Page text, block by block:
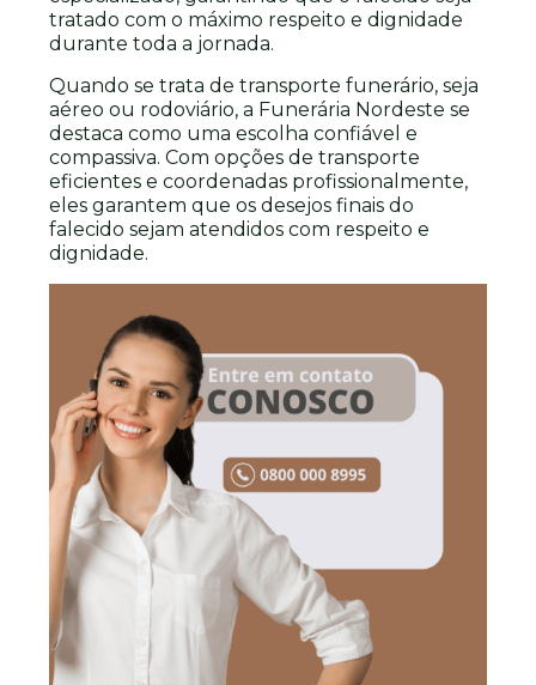
tratado com o máximo respeito e dignidade
durante toda a jornada.
Quando se trata de transporte funerário, seja
aéreo ou rodoviário, a Funerária Nordeste se
destaca como uma escolha confiável e
compassiva. Com opções de transporte
eficientes e coordenadas profissionalmente,
eles garantem que os desejos finais do
falecido sejam atendidos com respeito e
dignidade.